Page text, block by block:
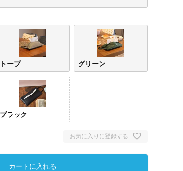
トープ グリーン
ブラック
お気に入りに登録する
カートに入れる